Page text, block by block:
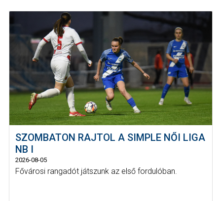
SZOMBATON RAJTOL A SIMPLE NŐI LIGA
NB I
2026-08-05
Fővárosi rangadót játszunk az első fordulóban.